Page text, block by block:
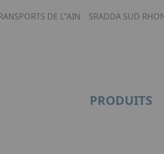
DE L"AIN
SRADDA SUD
PRODUITS